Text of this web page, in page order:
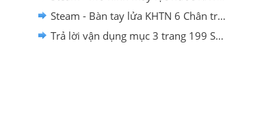
Steam - Bàn tay lửa KHTN 6 Chân trời sáng tạo
Trả lời vận dụng mục 3 trang 199 SGK KHTN 6 Chân trời sáng tạo